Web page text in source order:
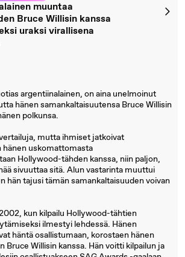
muuntaa
Bruce Willisin kanssa
uraksi virallisena
argentiinalainen, on aina unelmoinut
hänen samankaltaisuutensa Bruce Willisin
polkunsa.
mutta ihmiset jatkoivat
uskomattomasta
Hollywood-tähden kanssa, niin paljon,
sivuuttaa sitä. Alun vastarinta muuttui
hän tajusi tämän samankaltaisuuden voivan
kun kilpailu Hollywood-tähtien
ilmestyi lehdessä. Hänen
häntä osallistumaan, korostaen hänen
Bruce Willisin kanssa. Hän voitti kilpailun ja